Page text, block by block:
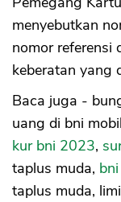
menyebutkan
nomor referensi
keberatan yang
Baca juga -
uang di bni
kur bni 2023,
taplus muda,
taplus muda,